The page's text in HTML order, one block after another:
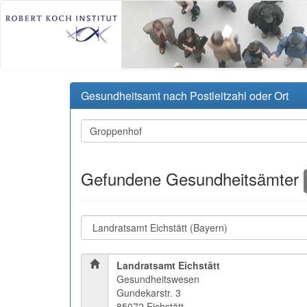
Gesundheitsamt nach Postleitzahl oder Ort
Gefundene Gesundheitsämter
Landratsamt Eichstätt
Gesundheitswesen
Gundekarstr. 3